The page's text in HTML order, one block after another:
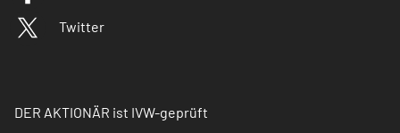
Twitter
DER AKTIONÄR ist IVW-geprüft